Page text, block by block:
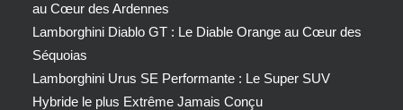
au Cœur des Ardennes
Lamborghini Diablo GT : Le Diable Orange au Cœur des
Séquoias
Lamborghini Urus SE Performante : Le Super SUV
Hybride le plus Extrême Jamais Conçu